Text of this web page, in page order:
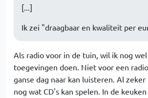
[...]
Ik zei "draagbaar en kwaliteit per
Als radio voor in de tuin, wil ik nog
toegevingen doen. Niet voor een
ganse dag naar kan luisteren. Al
nog wat CD's kan spelen. In de